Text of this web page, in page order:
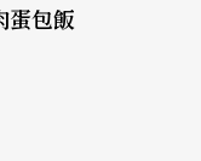
白色調加深場
野獸、強盜或
蛋包飯